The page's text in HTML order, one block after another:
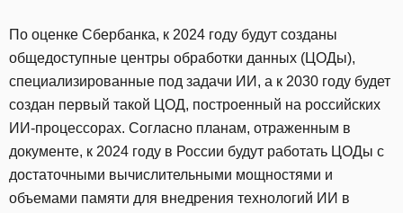
По оценке Сбербанка, к 2024 году будут созданы
общедоступные центры обработки данных (ЦОДы),
специализированные под задачи ИИ, а к 2030 году будет
создан первый такой ЦОД, построенный на российских
ИИ-процессорах. Согласно планам, отраженным в
документе, к 2024 году в России будут работать ЦОДы с
достаточными вычислительными мощностями и
объемами памяти для внедрения технологий ИИ в